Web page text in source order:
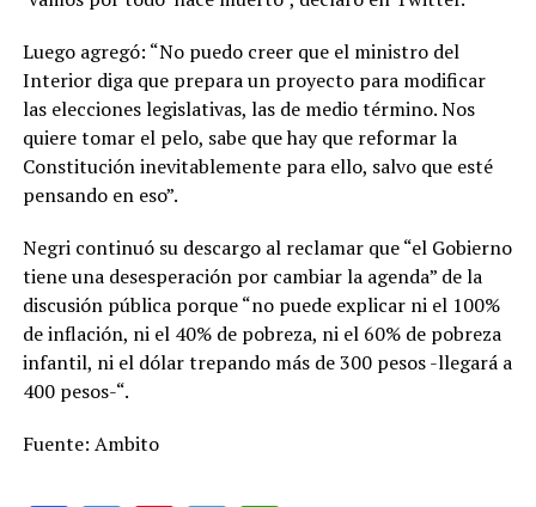
Luego agregó: “No puedo creer que el ministro del
Interior diga que prepara un proyecto para modificar
las elecciones legislativas, las de medio término. Nos
quiere tomar el pelo, sabe que hay que reformar la
Constitución inevitablemente para ello, salvo que esté
pensando en eso”.
Negri continuó su descargo al reclamar que “el Gobierno
tiene una desesperación por cambiar la agenda” de la
discusión pública porque “no puede explicar ni el 100%
de inflación, ni el 40% de pobreza, ni el 60% de pobreza
infantil, ni el dólar trepando más de 300 pesos -llegará a
400 pesos-“.
Fuente: Ambito